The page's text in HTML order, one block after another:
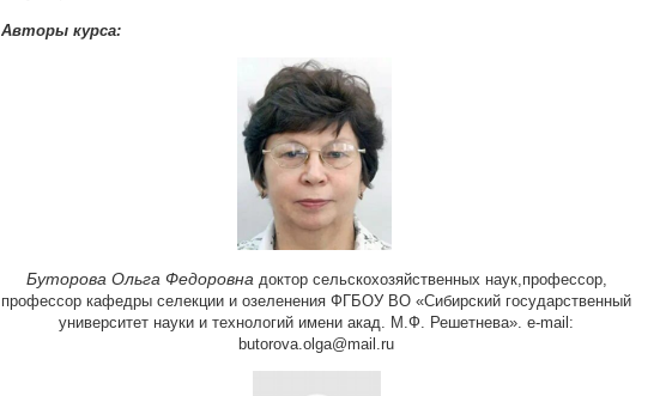
Авторы курса:
Буторова Ольга Федоровна доктор сельскохозяйственных наук,профессор,
профессор кафедры селекции и озеленения ФГБОУ ВО «Сибирский государственный
университет науки и технологий имени акад. М.Ф. Решетнева». e-mail:
butorova.olga@mail.ru